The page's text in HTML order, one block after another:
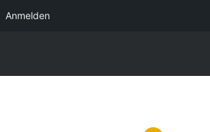
InhaltKerstin Christl
Anmelden